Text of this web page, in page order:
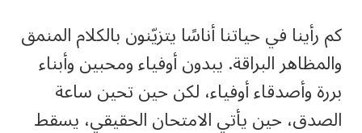
كم رأينا في حياتنا أناسًا يتزيّنون بالكلام المنمق
والمظاهر البراقة. يبدون أوفياء ومحبين وأبناء
بررة وأصدقاء أوفياء، لكن حين تحين ساعة
الصدق، حين يأتي الامتحان الحقيقي، يسقط